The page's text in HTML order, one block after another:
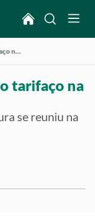
CNA discute impactos do tarifaço na cadeia de frutas
tarifaço na
se reuniu na